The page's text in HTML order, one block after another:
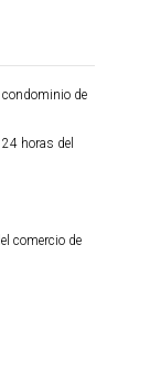
de
horas del
comercio de